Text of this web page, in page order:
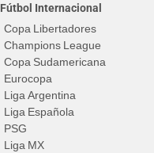
Fútbol Internacional
Copa Libertadores
Champions League
Copa Sudamericana
Eurocopa
Liga Argentina
Liga Española
PSG
Liga MX